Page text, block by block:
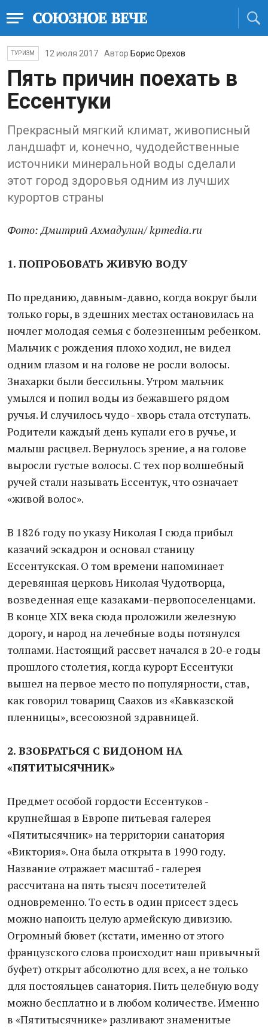
ТУРИЗМ 12 июля 2017 Автор Борис Орехов
Пять причин поехать в
Ессентуки
Прекрасный мягкий климат, живописный
ландшафт и, конечно, чудодейственные
источники минеральной воды сделали
этот город здоровья одним из лучших
курортов страны
Фото: Дмитрий Ахмадулин/ kpmedia.ru
1. ПОПРОБОВАТЬ ЖИВУЮ ВОДУ
По преданию, давным-давно, когда вокруг были
только горы, в здешних местах остановилась на
ночлег молодая семья с болезненным ребенком.
Мальчик с рождения плохо ходил, не видел
одним глазом и на голове не росли волосы.
Знахарки были бессильны. Утром мальчик
умылся и попил воды из бежавшего рядом
ручья. И случилось чудо - хворь стала отступать.
Родители каждый день купали его в ручье, и
малыш расцвел. Вернулось зрение, а на голове
выросли густые волосы. С тех пор волшебный
ручей стали называть Ессентук, что означает
«живой волос».
В 1826 году по указу Николая I сюда прибыл
казачий эскадрон и основал станицу
Ессентукская. О том времени напоминает
деревянная церковь Николая Чудотворца,
возведенная еще казаками-первопоселенцами.
В конце ХIХ века сюда проложили железную
дорогу, и народ на лечебные воды потянулся
толпами. Настоящий рассвет начался в 20-е годы
прошлого столетия, когда курорт Ессентуки
вышел на первое место по популярности, став,
как говорил товарищ Саахов из «Кавказской
пленницы», всесоюзной здравницей.
2. ВЗОБРАТЬСЯ С БИДОНОМ НА
«ПЯТИТЫСЯЧНИК»
Предмет особой гордости Ессентуков -
крупнейшая в Европе питьевая галерея
«Пятитысячник» на территории санатория
«Виктория». Она была открыта в 1990 году.
Название отражает масштаб - галерея
рассчитана на пять тысяч посетителей
одновременно. То есть в один присест здесь
можно напоить целую армейскую дивизию.
Огромный бювет (кстати, именно от этого
французского слова происходит наш привычный
буфет) открыт абсолютно для всех, а не только
для постояльцев санатория. Пить целебную воду
можно бесплатно и в любом количестве. Именно
в «Пятитысячнике» разливают знаменитые